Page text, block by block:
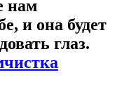
нам
и она будет
глаз.